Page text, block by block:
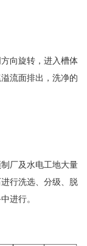
向旋转，进入槽体
流面排出，洗净的
厂及水电工地大量
行洗选、分级、脱
进行。